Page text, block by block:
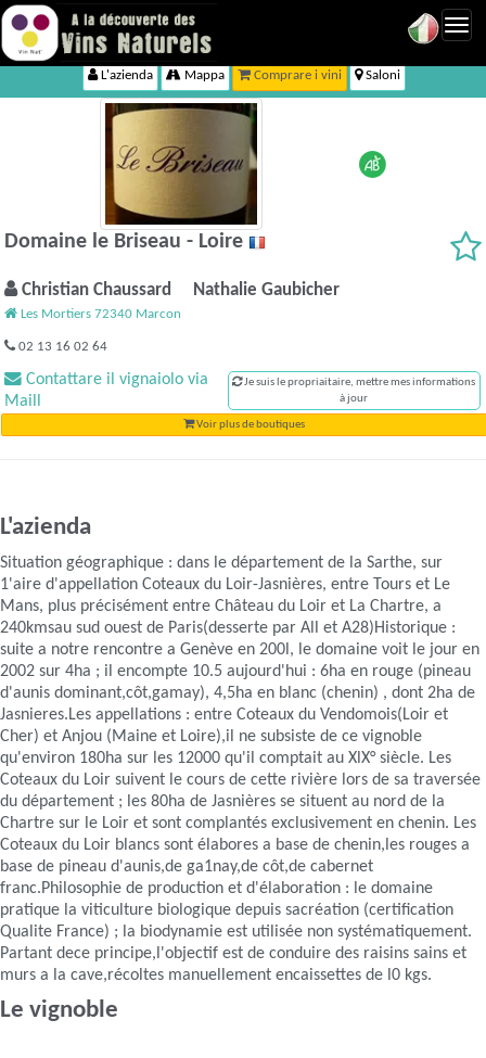
L'azienda Mappa Comprare i vini Saloni
Domaine le Briseau - Loire
Christian Chaussard Nathalie Gaubicher
Les Mortiers 72340 Marcon
02 13 16 02 64
Contattare il vignaiolo via
Maill
Je suis le propriaitaire, mettre mes informations
à jour
Voir plus de boutiques
L'azienda
Situation géographique : dans le département de la Sarthe, sur
1'aire d'appellation Coteaux du Loir-Jasnières, entre Tours et Le
Mans, plus précisément entre Château du Loir et La Chartre, a
240kmsau sud ouest de Paris(desserte par All et A28)Historique :
suite a notre rencontre a Genève en 200l, le domaine voit le jour en
2002 sur 4ha ; il encompte 10.5 aujourd'hui : 6ha en rouge (pineau
d'aunis dominant,côt,gamay), 4,5ha en blanc (chenin) , dont 2ha de
Jasnieres.Les appellations : entre Coteaux du Vendomois(Loir et
Cher) et Anjou (Maine et Loire),il ne subsiste de ce vignoble
qu'environ 180ha sur les 12000 qu'il comptait au XlX° siècle. Les
Coteaux du Loir suivent le cours de cette rivière lors de sa traversée
du département ; les 80ha de Jasnières se situent au nord de la
Chartre sur le Loir et sont complantés exclusivement en chenin. Les
Coteaux du Loir blancs sont élabores a base de chenin,les rouges a
base de pineau d'aunis,de ga1nay,de côt,de cabernet
franc.Philosophie de production et d'élaboration : le domaine
pratique la viticulture biologique depuis sacréation (certification
Qualite France) ; la biodynamie est utilisée non systématiquement.
Partant dece principe,l'objectif est de conduire des raisins sains et
murs a la cave,récoltes manuellement encaissettes de l0 kgs.
Le vignoble